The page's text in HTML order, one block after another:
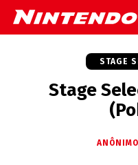
STAGE
Stage
ANÔNIMO